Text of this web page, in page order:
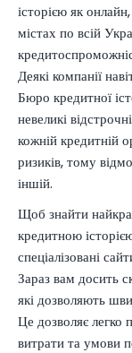
історією як
містах по всій
Деякі компанії
Бюро кредитної
невеликі
кожній кредитній
ризиків, тому
іншій.
Щоб знайти
кредитною
спеціалізовані
Зараз вам досить
які дозволяють
Це дозволяє легко
витрати та умови